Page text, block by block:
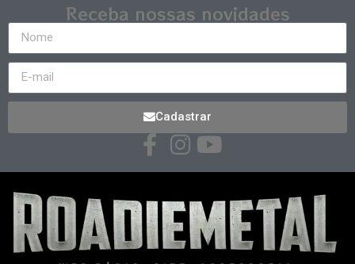
Receba nossas novidades
Cadastrar